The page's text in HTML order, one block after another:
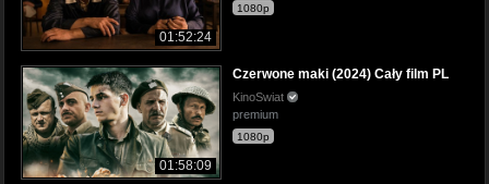
01:52:24
1080p
01:58:09
Czerwone maki (2024) Cały film PL
KinoSwiat
premium
1080p